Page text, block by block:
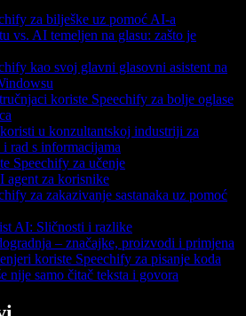
za bilješke uz pomoć AI-a
vs. AI temeljen na glasu: zašto je
kao svoj glavni glasovni asistent na
koriste Speechify za bolje oglase
u konzultantskoj industriji za
rad s informacijama
Speechify za učenje
za korisnike
za zakazivanje sastanaka uz pomoć
AI: Sličnosti i razlike
– značajke, proizvodi i primjena
koriste Speechify za pisanje koda
nije samo čitač teksta i govora